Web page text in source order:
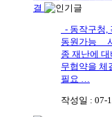
결
- 동작구청,
동원가능
종 재난에
무협약을 체
필요 …
작성일 : 07-